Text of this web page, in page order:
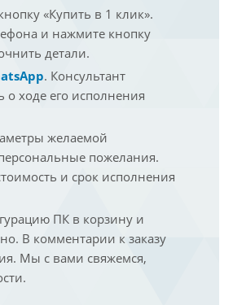
«Купить в 1 клик».
и нажмите кнопку
детали.
. Консультант
ходе его исполнения
желаемой
пожелания.
и срок исполнения
ПК в корзину и
В комментарии к заказу
Мы с вами свяжемся,